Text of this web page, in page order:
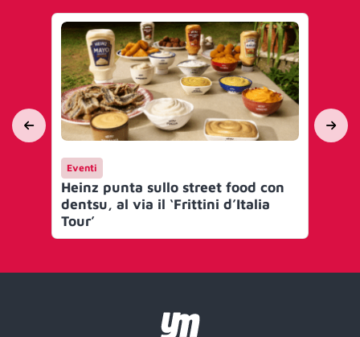
Eventi
Heinz punta sullo street food con
dentsu, al via il ‘Frittini d’Italia
Tour’